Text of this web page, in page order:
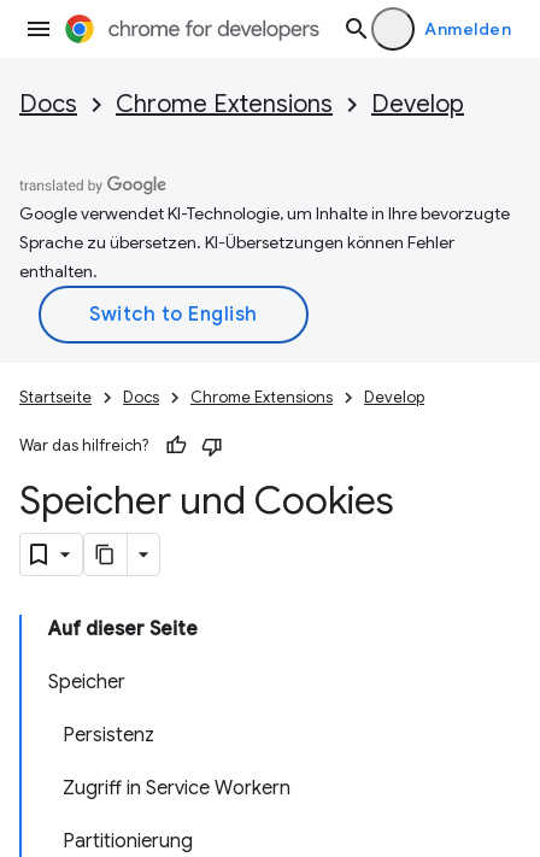
Anmelden
Docs Chrome Extensions Develop
Google verwendet KI-Technologie, um Inhalte in Ihre bevorzugte
Sprache zu übersetzen. KI-Übersetzungen können Fehler
enthalten.
Startseite Docs Chrome Extensions Develop
War das hilfreich?
Speicher und Cookies
Auf dieser Seite
Speicher
Persistenz
Zugriff in Service Workern
Partitionierung